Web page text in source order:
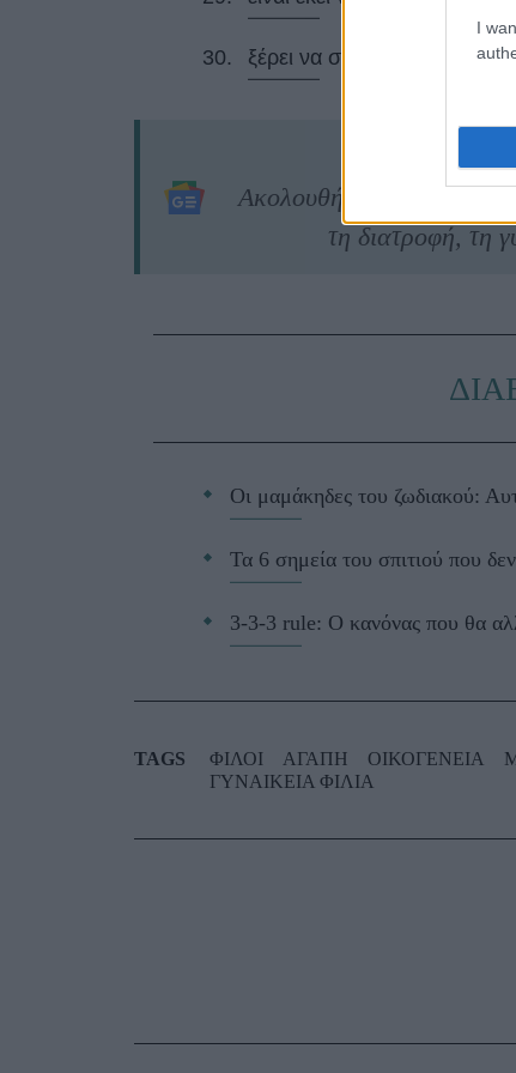
I
ξέρει να σας ενθαρρύνει
Ακολουθήστε το jenny.gr
τη διατροφή, τη
Οι μαμάκηδες του ζωδιακού:
Τα 6 σημεία του σπιτιού που
3-3-3 rule: Ο κανόνας που θα
TAGS ΦΙΛΟΙ ΑΓΑΠΗ ΟΙΚΟΓΕΝΕΙΑ
ΓΥΝΑΙΚΕΙΑ ΦΙΛΙΑ